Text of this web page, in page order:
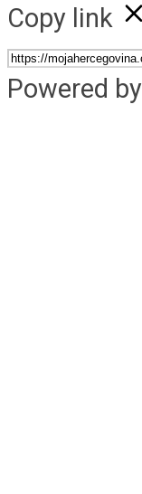
Copy link
Powered by